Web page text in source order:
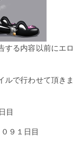
る内容以前にエロ
で行わせて頂きま
目
９１日目